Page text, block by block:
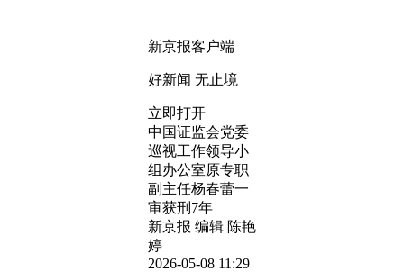
新京报客户端
好新闻 无止境
立即打开
中国证监会党委
巡视工作领导小
组办公室原专职
副主任杨春蕾一
审获刑7年
新京报 编辑 陈艳
婷
2026-05-08 11:29